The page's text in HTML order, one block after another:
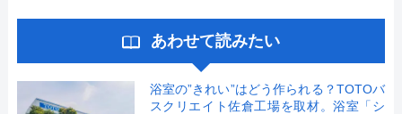
あわせて読みたい
浴室の”きれい”はどう作られる？TOTOバ
スクリエイト佐倉工場を取材。浴室「シ